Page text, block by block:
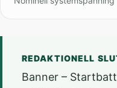
REDAKTIONELL
Banner –